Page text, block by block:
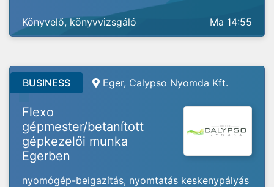
Könyvelő, könyvvizsgáló Ma 14:55
BUSINESS Eger, Calypso Nyomda Kft.
Flexo
gépmester/betanított
gépkezelői munka
Egerben
nyomógép-beigazítás, nyomtatás keskenypályás